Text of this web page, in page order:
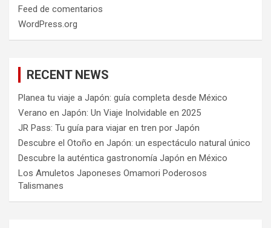
Feed de comentarios
WordPress.org
RECENT NEWS
Planea tu viaje a Japón: guía completa desde México
Verano en Japón: Un Viaje Inolvidable en 2025
JR Pass: Tu guía para viajar en tren por Japón
Descubre el Otoño en Japón: un espectáculo natural único
Descubre la auténtica gastronomía Japón en México
Los Amuletos Japoneses Omamori Poderosos
Talismanes